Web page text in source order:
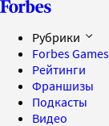
Рубрики
Forbes Games
Рейтинги
Франшизы
Подкасты
Видео